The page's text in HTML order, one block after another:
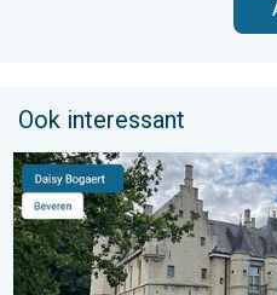
Ook interessant
De weerfoto van de week.